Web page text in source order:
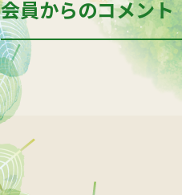
会員からのコメント